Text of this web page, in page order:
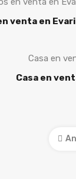
venta en
Casa en